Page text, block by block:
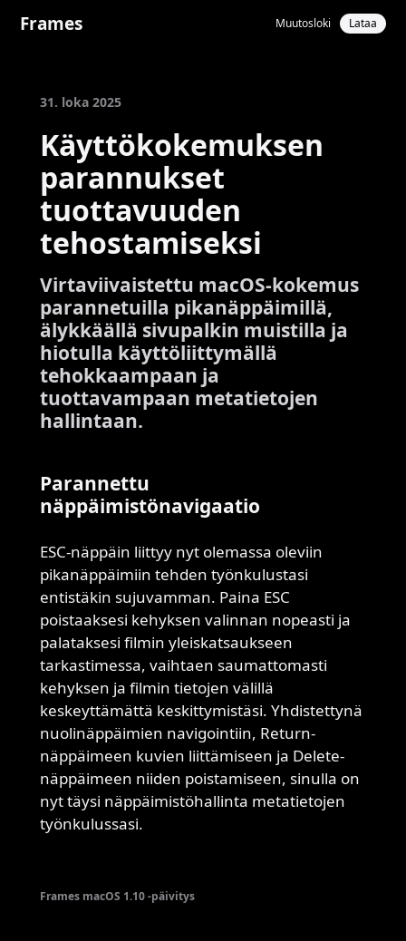
Frames Muutosloki Lataa
31. loka 2025
Käyttökokemuksen
parannukset
tuottavuuden
tehostamiseksi
Virtaviivaistettu macOS-kokemus
parannetuilla pikanäppäimillä,
älykkäällä sivupalkin muistilla ja
hiotulla käyttöliittymällä
tehokkaampaan ja
tuottavampaan metatietojen
hallintaan.
Parannettu
näppäimistönavigaatio
ESC-näppäin liittyy nyt olemassa oleviin
pikanäppäimiin tehden työnkulustasi
entistäkin sujuvamman. Paina ESC
poistaaksesi kehyksen valinnan nopeasti ja
palataksesi filmin yleiskatsaukseen
tarkastimessa, vaihtaen saumattomasti
kehyksen ja filmin tietojen välillä
keskeyttämättä keskittymistäsi. Yhdistettynä
nuolinäppäimien navigointiin, Return-
näppäimeen kuvien liittämiseen ja Delete-
näppäimeen niiden poistamiseen, sinulla on
nyt täysi näppäimistöhallinta metatietojen
työnkulussasi.
Frames macOS 1.10 -päivitys